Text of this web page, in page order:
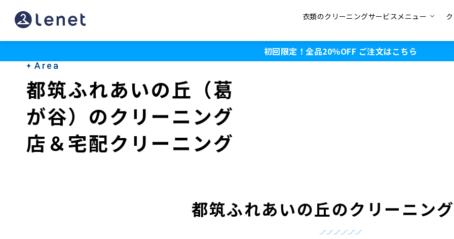
都
筑
衣類のクリーニングサービスメニュー
初回限定！全品20％OFF ご注文はこちら
Area
都筑ふれあいの丘（葛
が谷）のクリーニング
店＆宅配クリーニング
都筑ふれあいの丘のクリーニン